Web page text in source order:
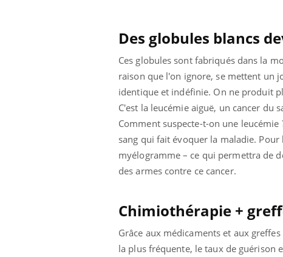
Des globules blancs
Ces globules sont fabriqués dans la
raison que l'on ignore, se mettent un
identique et indéfinie. On ne produit
C'est la leucémie aiguë, un cancer du
Comment suspecte-t-on une
sang qui fait évoquer la maladie.
myélogramme – ce qui permettra de
des armes contre ce cancer.
Chimiothérapie +
Grâce aux médicaments et aux
la plus fréquente, le taux de guérison